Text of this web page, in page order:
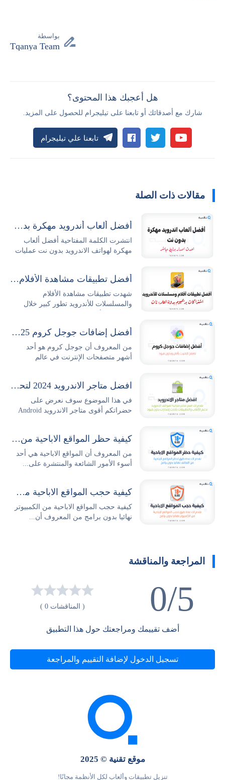
بواسطة
Tqanya Team
هل أعجبك هذا المحتوى؟
شارك مع أصدقائك أو تابعنا على تيليجرام للحصول على المزيد.
تابعنا علي تيليجرام
مقالات ذات الصلة
أفضل ألعاب أندرويد مهكرة بدون نت 2026 مجاناً
انتشرت الكلمة المفتاحية أفضل ألعاب
مهكرة لهواتف الاندرويد بدون نت عمليات
أفضل تطبيقات مشاهدة الأفلام والمسلسلات للأندرويد
شهدت تطبيقات مشاهدة الأفلام
والمسلسلات للأندرويد تطور كبير خلال
أفضل إضافات جوجل كروم 2025 وطريقة تثبيتها وإدارتها بكل سهولة
من المعروف أن جوجل كروم هو أحد
أشهر متصفحات الإنترنت في عالم
افضل متاجر الاندرويد 2024 لتحميل التطبيقات والالعاب مجانا
في هذا الموضوع سوف نعرض على
حضراتكم أقوى متاجر الاندرويد Android
كيفية حظر المواقع الاباحية من الهاتف نهائيا بدون برامج
من المعروف أن المواقع الاباحية هي أحد
أسوء الأمور الشائعة والمنتشرة على...
كيفية حجب المواقع الاباحية من الكمبيوتر نهائيا بدون برامج
كيفية حجب المواقع الاباحية من الكمبيوتر
نهائيا بدون برامج من المعروف أن...
المراجعة والمناقشة
0/5 ( المناقشات 0 )
أضف تقييمك ومراجعتك حول هذا التطبيق
تسجيل الدخول لإضافة التقييم والمراجعة
موقع تقنية © 2025
تنزيل تطبيقات وألعاب لكل الأنظمة مجانًا!